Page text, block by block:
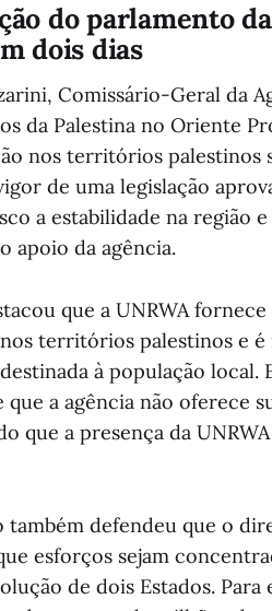
do parlamento
dois dias
Comissário-Geral da
da Palestina no Oriente
nos territórios palestinos
de uma legislação
a estabilidade na região
apoio da agência.
que a UNRWA
territórios palestinos e é
à população local.
que a agência não oferece
que a presença da
também defendeu que o
esforços sejam
de dois Estados.